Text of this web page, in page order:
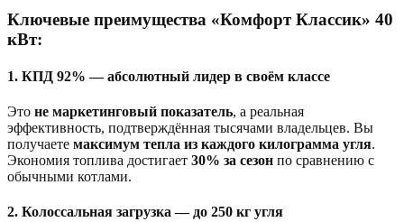
Ключевые преимущества «Комфорт Классик» 40
кВт:
1. КПД 92% — абсолютный лидер в своём классе
Это не маркетинговый показатель, а реальная
эффективность, подтверждённая тысячами владельцев. Вы
получаете максимум тепла из каждого килограмма угля.
Экономия топлива достигает 30% за сезон по сравнению с
обычными котлами.
2. Колоссальная загрузка — до 250 кг угля